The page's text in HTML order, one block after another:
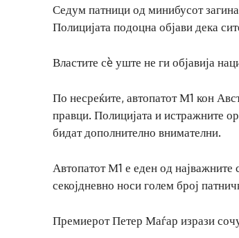
Седум патници од минибусот
Полицијата подоцна објави дека
Властите сè уште не ги објавија
По несреќите, автопатот М1 кон
правци. Полицијата и истражните
бидат дополнително внимателни.
Автопатот М1 е еден од најважните
секојдневно носи голем број
Премиерот Петер Маѓар изрази